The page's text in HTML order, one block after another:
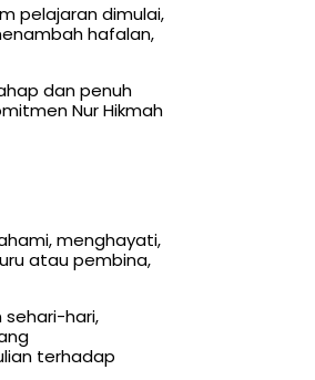
pelajaran dimulai,
hafalan,
dan penuh
Nur Hikmah
menghayati,
atau pembina,
hari,
terhadap